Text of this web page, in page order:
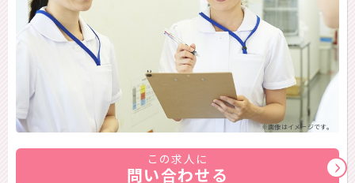
※画像はイメージです。
この求人に
問い合わせる